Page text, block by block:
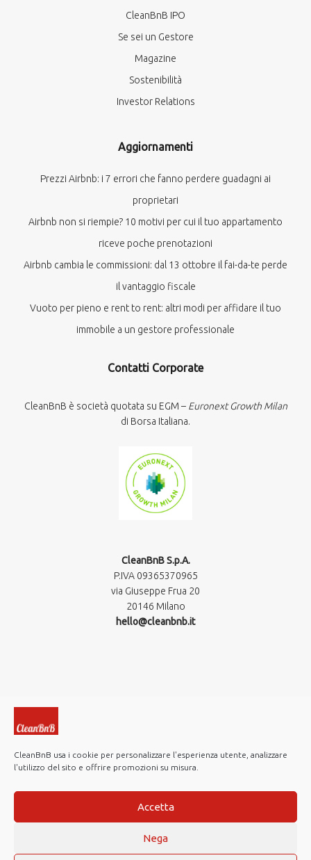
CleanBnB usa i cookie per personalizzare l'esperienza utente, analizzare
l'utilizzo del sito e offrire promozioni su misura.
Accetta
Nega
CleanBnB IPO
Se sei un Gestore
Magazine
Sostenibilità
Investor Relations
Aggiornamenti
Prezzi Airbnb: i 7 errori che fanno perdere guadagni ai
proprietari
Airbnb non si riempie? 10 motivi per cui il tuo appartamento
riceve poche prenotazioni
Airbnb cambia le commissioni: dal 13 ottobre il fai-da-te perde
il vantaggio fiscale
Vuoto per pieno e rent to rent: altri modi per affidare il tuo
immobile a un gestore professionale
Contatti Corporate
CleanBnB è società quotata su EGM – Euronext Growth Milan
di Borsa Italiana.
CleanBnB S.p.A.
P.IVA 09365370965​
via Giuseppe Frua 20
20146 Milano
hello@cleanbnb.it
Investor Relations
Note Legali
Privacy policy